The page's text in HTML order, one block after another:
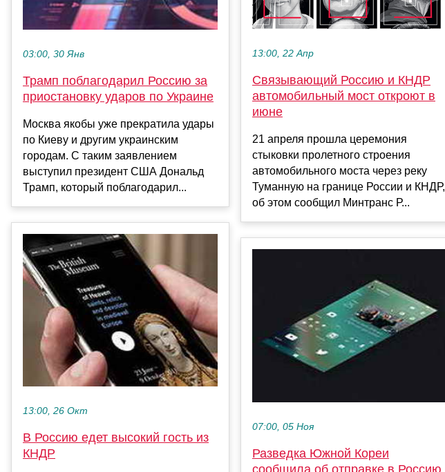
03:00, 30 Янв
Трамп поблагодарил Россию за
приостановку ударов по Украине
Москва якобы уже прекратила удары
по Киеву и другим украинским
городам. С таким заявлением
выступил президент США Дональд
Трамп, который поблагодарил...
13:00, 26 Окт
В Россию едет высокий гость из
КНДР
13:00, 22 Апр
Связывающий Россию и КНДР
автомобильный мост откроют в
июне
21 апреля прошла церемония
стыковки пролетного строения
автомобильного моста через реку
Туманную на границе России и КНДР,
об этом сообщил Минтранс Р...
07:00, 05 Ноя
Разведка Южной Кореи
сообщила об отправке в Россию